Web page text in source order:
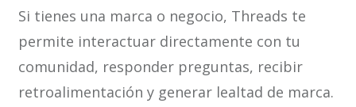
Si tienes una marca o negocio, Threads te
permite interactuar directamente con tu
comunidad, responder preguntas, recibir
retroalimentación y generar lealtad de marca.